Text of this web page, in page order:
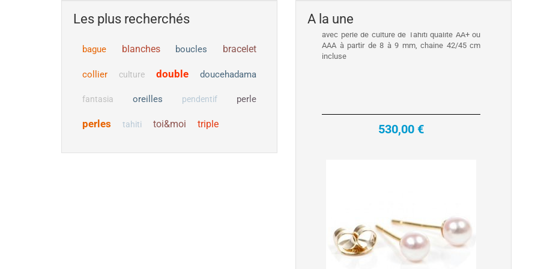
Les plus recherchés
bague blanches boucles bracelet
collier culture double doucehadama
fantasia oreilles pendentif perle
perles tahiti toi&moi triple
A la une
Boucles d'Oreilles de perles d'Eau